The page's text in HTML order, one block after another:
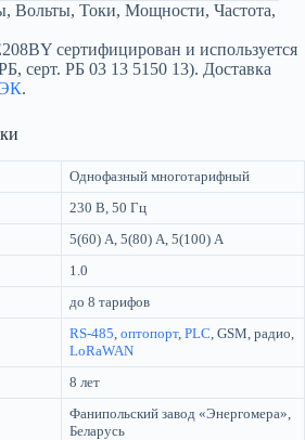
Вольты, Токи, Мощности, Частота,
сертифицирован и используется
серт. РБ 03 13 5150 13). Доставка
.
Однофазный многотарифный
230 В, 50 Гц
5(60) А, 5(80) А, 5(100) А
1.0
до 8 тарифов
RS-485 оптопорт, PLC , GSM, радио,
LoRaWAN
8 лет
Фанипольский завод «Энергомера»,
Беларусь